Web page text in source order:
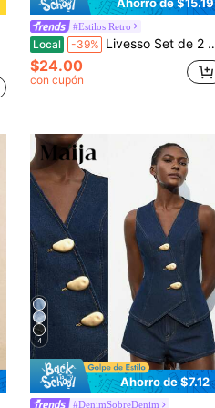
#Estilos Retro
Local -39% Livesso Set de 2 piezas de chaleco y pantalones vaqueros para mujer, diseño minimalista casual para uso diario
$24.00
con cupón
4
Ahorro de $7.12
#DenimSobreDenim